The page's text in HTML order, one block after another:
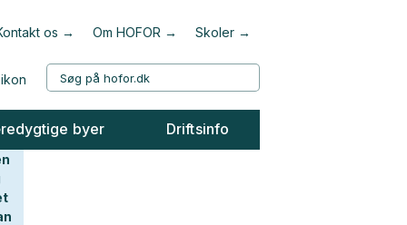
os Om HOFOR Skoler
byer Driftsinfo